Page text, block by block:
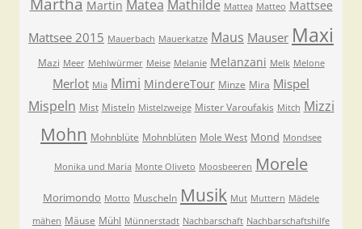
Martha Martin Matea Mathilde Mattea Matteo Mattsee
Mattsee 2015 Mauerbach Mauerkatze Maus Mauser Maxi
Mazi Meer Mehlwürmer Meise Melanie Melanzani Melk Melone
Merlot Mia Mimi MindereTour Minze Mira Mispel
Mispeln Mist Misteln Mistelzweige Mister Varoufakis Mitch Mizzi
Mohn Mohnblüte Mohnblüten Mole West Mond Mondsee
Monika und Maria Monte Oliveto Moosbeeren Morele
Morimondo Motto Muscheln Musik Mut Muttern Mädele
mähen Mäuse Mühl Münnerstadt Nachbarschaft Nachbarschaftshilfe